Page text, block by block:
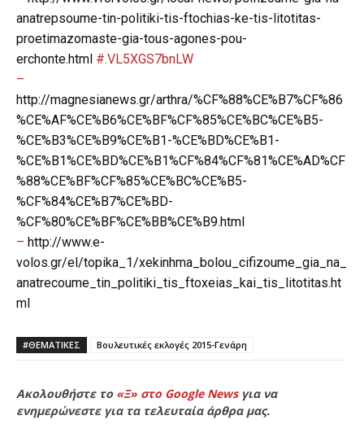
anatrepsoume-tin-politiki-tis-ftochias-ke-tis-litotitas-
proetimazomaste-gia-tous-agones-pou-
erchonte.html #.VL5XGS7bnLW
–
http://magnesianews.gr/arthra/%CF%88%CE%B7%CF%86
%CE%AF%CE%B6%CE%BF%CF%85%CE%BC%CE%B5-
%CE%B3%CE%B9%CE%B1-%CE%BD%CE%B1-
%CE%B1%CE%BD%CE%B1%CF%84%CF%81%CE%AD%CF
%88%CE%BF%CF%85%CE%BC%CE%B5-
%CF%84%CE%B7%CE%BD-
%CF%80%CE%BF%CE%BB%CE%B9.html
– http://www.e-
volos.gr/el/topika_1/xekinhma_bolou_cifizoume_gia_na_
anatrecoume_tin_politiki_tis_ftoxeias_kai_tis_litotitas.ht
ml
#ΘΕΜΑΤΙΚΈΣ Βουλευτικές εκλογές 2015-Γενάρη
Ακολουθήστε το «Ξ» στο Google Newsγια να
ενημερώνεστε για τα τελευταία άρθρα μας.